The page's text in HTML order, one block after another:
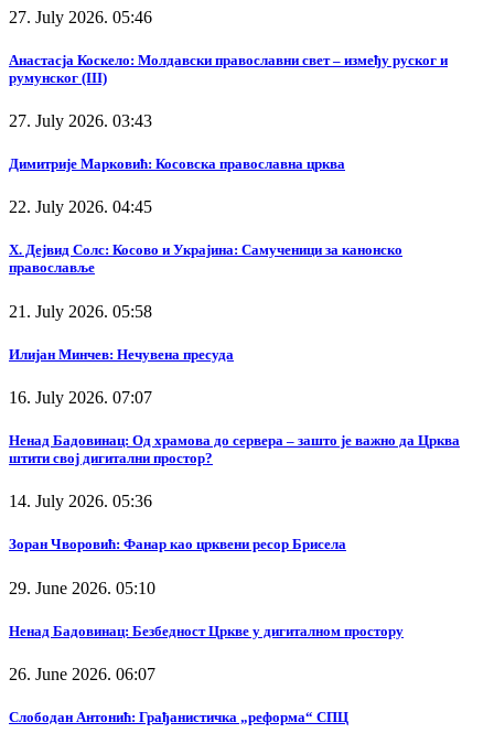
27. July 2026. 05:46
Анастасја Коскело: Молдавски православни свет – између руског и
румунског (III)
27. July 2026. 03:43
Димитрије Марковић: Косовска православна црква
22. July 2026. 04:45
Х. Дејвид Солс: Косово и Украјина: Самученици за канонско
православље
21. July 2026. 05:58
Илијан Минчев: Нечувена пресуда
16. July 2026. 07:07
Ненад Бадовинац: Од храмова до сервера – зашто је важно да Црква
штити свој дигитални простор?
14. July 2026. 05:36
Зоран Чворовић: Фанар као црквени ресор Брисела
29. June 2026. 05:10
Ненад Бадовинац: Безбедност Цркве у дигиталном простору
26. June 2026. 06:07
Слободан Антонић: Грађанистичка „реформа“ СПЦ